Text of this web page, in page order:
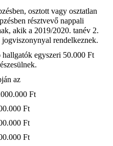
osztott vagy osztatlan
résztvevő nappali
akik a 2019/2020. tanév 2.
rendelkeznek.
egyszeri 50.000 Ft
az
Ft
Ft
Ft
Ft